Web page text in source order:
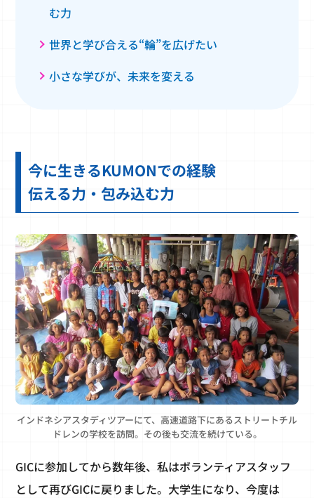
む力
世界と学び合える“輪”を広げたい
小さな学びが、未来を変える
今に生きるKUMONでの経験
伝える力・包み込む力
インドネシアスタディツアーにて、高速道路下にあるストリートチル
ドレンの学校を訪問。その後も交流を続けている。
GICに参加してから数年後、私はボランティアスタッフ
として再びGICに戻りました。大学生になり、今度は